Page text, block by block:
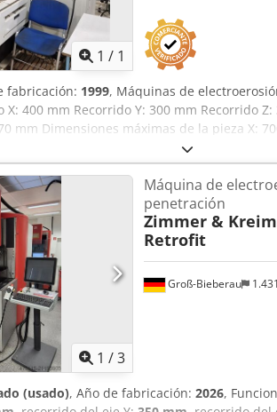
1 / 1
fabricación: 1999, Máquinas de
400 mm Recorrido Y: 300 mm Recorrido
mm Dimensiones máximas de la pieza X:
máximas de la pieza Z: 250 mm Peso
Cambiador de electrodos: 20 posiciones
CNC: Control EDM Mitsubishi de 32 bits
1 /3
Groß-Bieberau
Máquina de
penetración
Zimmer & Kreim
Retrofit
(usado), Año de fabricación: 2026,